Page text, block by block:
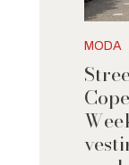
MODA